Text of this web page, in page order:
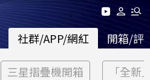
社群/APP/網紅 開箱/評
三星摺疊機開箱 「全新